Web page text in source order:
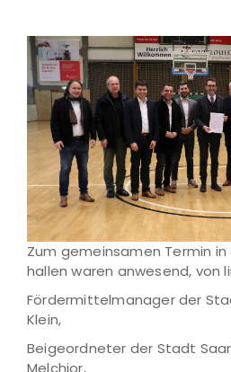
Zum gemeinsamen Termin
hallen waren anwesend, von
Fördermittelmanager der
Klein,
Beigeordneter der Stadt
Melchior,